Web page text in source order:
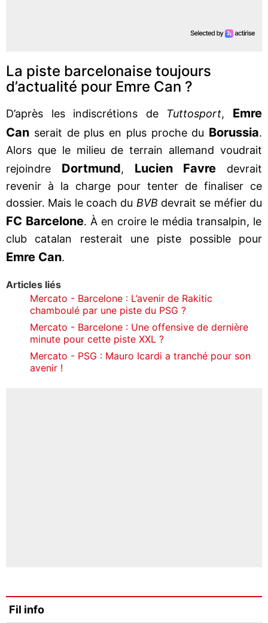
La piste barcelonaise toujours
d’actualité pour Emre Can ?
D’après les indiscrétions de Tuttosport,
Emre
Can serait de plus en plus proche du Borussia.
Alors que le milieu de terrain allemand voudrait
rejoindre Dortmund, Lucien Favre devrait
revenir à la charge pour tenter de finaliser ce
dossier. Mais le coach du BVB devrait se méfier du
FC Barcelone. À en croire le média transalpin, le
club catalan resterait une piste possible pour
Emre Can.
Articles liés
Mercato - Barcelone : L’avenir de Rakitic
chamboulé par une piste du PSG ?
Mercato - Barcelone : Une offensive de dernière
minute pour cette piste XXL ?
Mercato - PSG : Mauro Icardi a tranché pour son
avenir !
Fil info